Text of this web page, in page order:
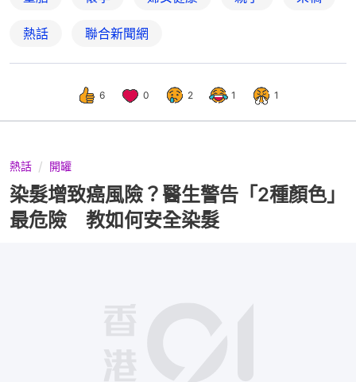
熱話 聯合新聞網
6 0 2 1 1
熱話 開罐
染髮增致癌風險？醫生警告「2種顏色」
最危險 教如何安全染髮